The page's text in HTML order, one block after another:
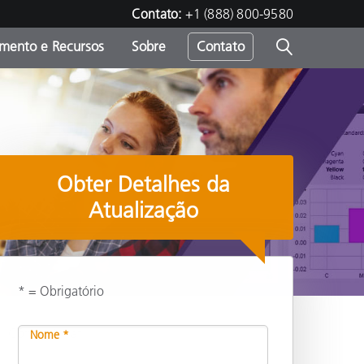
Contato: +1 (888) 800-9580
e Recursos Sobre Contato
Compartilhar
Obter Detalhes da
Atualização
* = Obrigatório
Nome *